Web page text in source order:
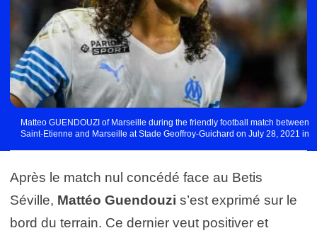
Matteo GUENDOUZI of Marseille during the friendly football match between
Saint-Etienne and Marseille at Stade Geoffroy-Guichard on July 28, 2021 in
Après le match nul concédé face au Betis
Séville, Mattéo Guendouzi s’est exprimé sur le
bord du terrain. Ce dernier veut positiver et